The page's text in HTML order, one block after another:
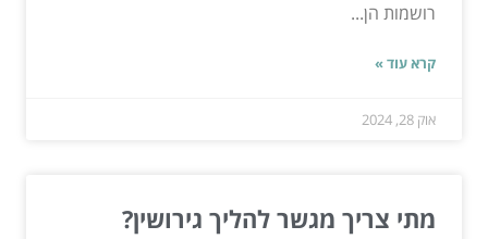
רושמות הן...
קרא עוד »
אוק 28, 2024
מתי צריך מגשר להליך גירושין?